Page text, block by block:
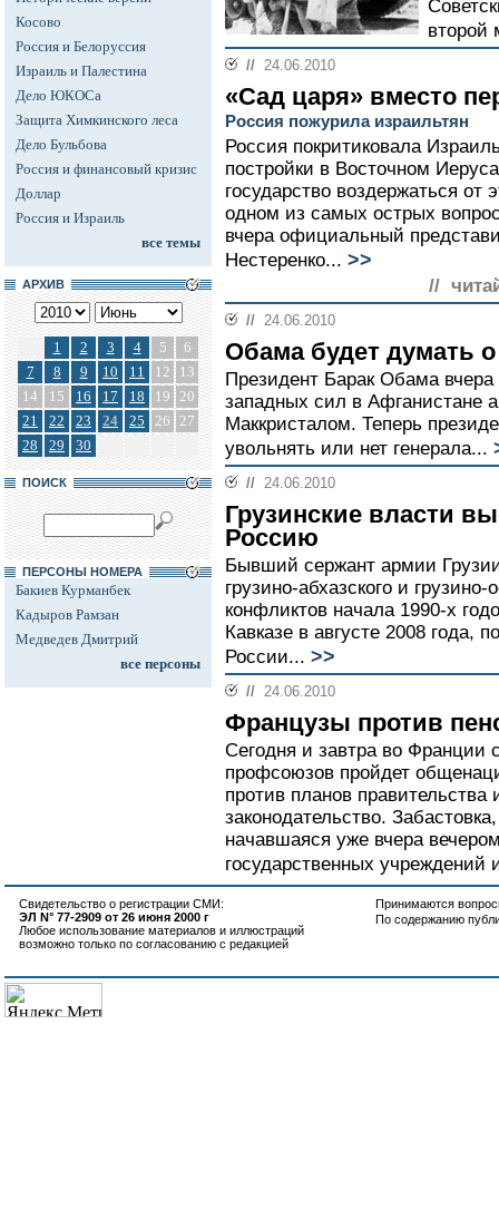
Косово
Россия и Белоруссия
Израиль и Палестина
Дело ЮКОСа
Защита Химкинского леса
Дело Бульбова
Россия и финансовый кризис
Доллар
Россия и Израиль
все темы
АРХИВ
1 2 3 4 5
6
7
8 9 10 11 12
13
14
15 16 17 18 19 20
21
22 23 24 25 26 27
28
29 30
ПОИСК
ПЕРСОНЫ НОМЕРА
Бакиев Курманбек
Кадыров Рамзан
Медведев Дмитрий
все персоны
второй
// 24.06.2010
«Сад царя» вместо
Россия пожурила израильтян
Россия покритиковала
постройки в Восточном
государство воздержаться от
одном из самых острых
вчера официальный
Нестеренко... >>
//
// 24.06.2010
Обама будет думать
Президент Барак Обама
западных сил в Афганистане
Маккристалом. Теперь
увольнять или нет генерала...
// 24.06.2010
Грузинские власти
Россию
Бывший сержант армии
грузино-абхазского и
конфликтов начала 1990-х
Кавказе в августе 2008 года,
России... >>
// 24.06.2010
Французы против
Сегодня и завтра во Франции
профсоюзов пройдет
против планов правительства
законодательство.
начавшаяся уже вчера
государственных
Свидетельство о регистрации СМИ:
ЭЛ N° 77-2909 от 26 июня 2000 г
Любое использование материалов и иллюстраций
возможно только по согласованию с редакцией
Принимаются
По содержанию